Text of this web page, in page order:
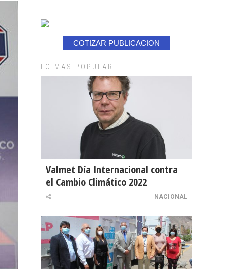
COTIZAR PUBLICACION
LO MAS POPULAR
Valmet Día Internacional contra
el Cambio Climático 2022
NACIONAL